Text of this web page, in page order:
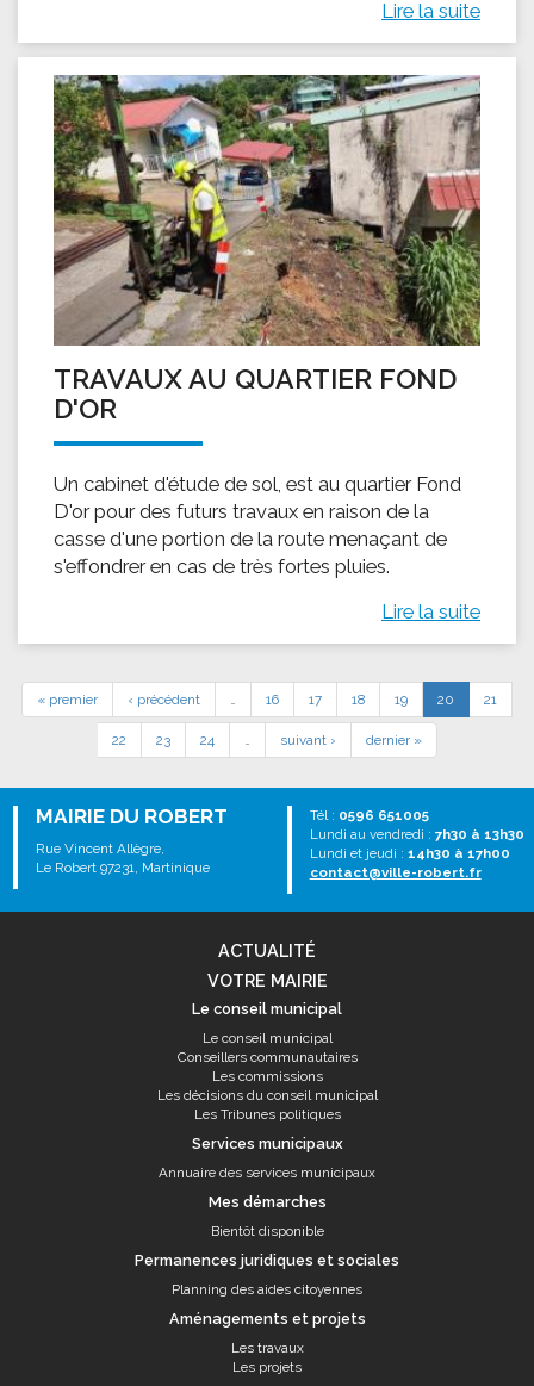
Lire la suite
TRAVAUX AU QUARTIER FOND
D'OR
Un cabinet d'étude de sol, est au quartier Fond
D'or pour des futurs travaux en raison de la
casse d'une portion de la route menaçant de
s'effondrer en cas de très fortes pluies.
Lire la suite
« premier ‹ précédent … 16 17 18 19 20 21
22 23 24 … suivant › dernier »
MAIRIE DU ROBERT
Rue Vincent Allègre,
Le Robert 97231, Martinique
Tél : 0596 651005
Lundi au vendredi : 7h30 à 13h30
Lundi et jeudi : 14h30 à 17h00
contact@ville-robert.fr
ACTUALITÉ
VOTRE MAIRIE
Le conseil municipal
Le conseil municipal
Conseillers communautaires
Les commissions
Les décisions du conseil municipal
Les Tribunes politiques
Services municipaux
Annuaire des services municipaux
Mes démarches
Bientôt disponible
Permanences juridiques et sociales
Planning des aides citoyennes
Aménagements et projets
Les travaux
Les projets